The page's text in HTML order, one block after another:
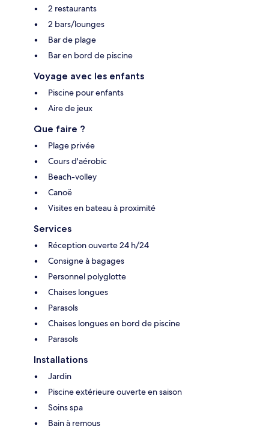
2 restaurants
2 bars/lounges
Bar de plage
Bar en bord de piscine
Voyage avec les enfants
Piscine pour enfants
Aire de jeux
Que faire ?
Plage privée
Cours d'aérobic
Beach-volley
Canoë
Visites en bateau à proximité
Services
Réception ouverte 24 h/24
Consigne à bagages
Personnel polyglotte
Chaises longues
Parasols
Chaises longues en bord de piscine
Parasols
Installations
Jardin
Piscine extérieure ouverte en saison
Soins spa
Bain à remous